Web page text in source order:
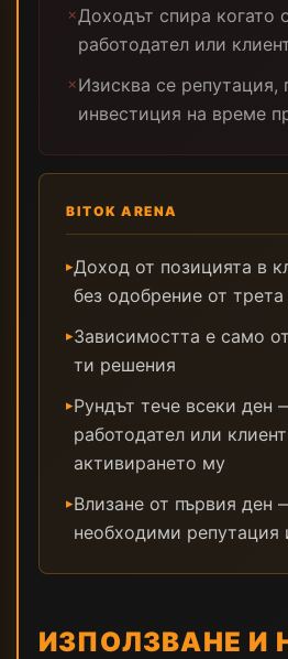
✗Доходът спира когато
работодател или
✗Изисква се репутация,
инвестиция на време
BITOK ARENA
▸Доход от позицията в
без одобрение от трета
▸Зависимостта е само
ти решения
▸Рундът тече всеки ден
работодател или
активирането му
▸Влизане от първия ден
необходими репутация
ИЗПОЛЗВАНЕ И